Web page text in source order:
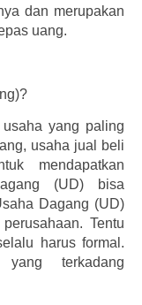
dan merupakan
uang.
yang paling
usaha jual beli
mendapatkan
(UD) bisa
Dagang (UD)
Tentu
harus formal.
terkadang